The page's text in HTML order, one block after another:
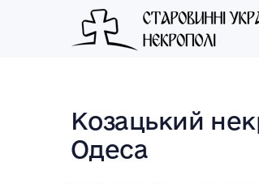
Козацький
Одеса